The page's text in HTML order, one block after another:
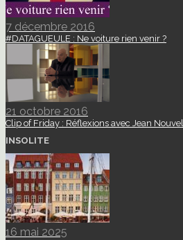
7 décembre 2016
#DATAGUEULE : Ne voiture rien venir ?
21 octobre 2016
Clip of Friday : Réflexions avec Jean Nouvel
INSOLITE
16 mai 2025